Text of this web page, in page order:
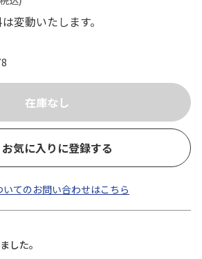
変動いたします。
お気に入りに登録する
いてのお問い合わせはこちら
した。